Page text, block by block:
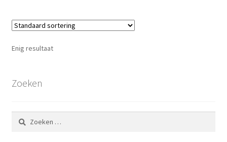
Enig resultaat
Zoeken
Zoeken
naar: